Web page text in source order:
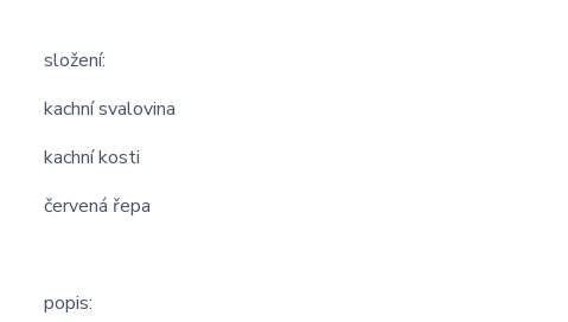
složení:
kachní svalovina
kachní kosti
červená řepa
popis: